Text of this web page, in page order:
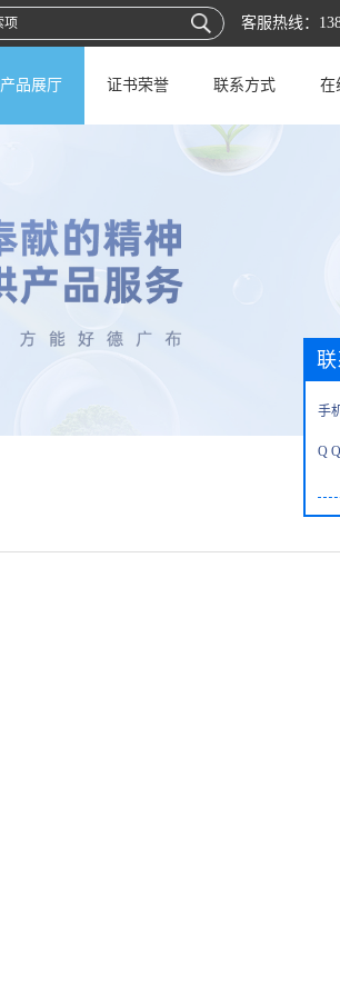
客服热线：
产品展厅 证书荣誉 联系方式 在
手
Q Q